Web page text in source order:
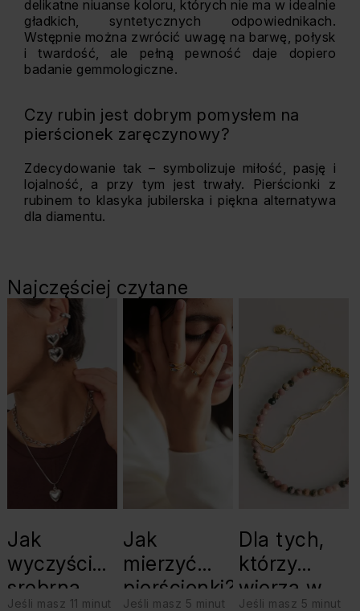
delikatne niuanse koloru, których nie ma w idealnie
gładkich, syntetycznych odpowiednikach.
Wstępnie można zwrócić uwagę na barwę, połysk
i twardość, ale pełną pewność daje dopiero
badanie gemmologiczne.
Czy rubin jest dobrym pomysłem na
pierścionek zaręczynowy?
Zdecydowanie tak – symbolizuje miłość, pasję i
lojalność, a przy tym jest trwały. Pierścionki z
rubinem to klasyka jubilerska i piękna alternatywa
dla diamentu.
Najczęściej czytane
Jak
wyczyścić
srebrną
Jeśli masz 11 minut
Jak
mierzyć
pierścionki?
Jeśli masz 5 minut
Dla tych,
którzy
wierzą w
Jeśli masz 5 minut